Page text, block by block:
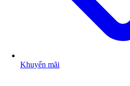
Khuyến mãi